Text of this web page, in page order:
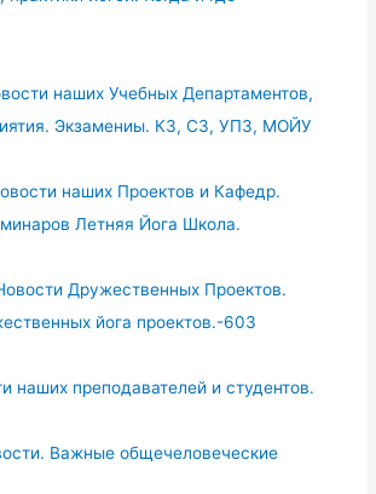
наших Учебных Департаментов,
Экзамениы. КЗ, СЗ, УПЗ, МОЙУ
наших Проектов и Кафедр.
Летняя Йога Школа.
Дружественных Проектов.
йога проектов.-603
наших преподавателей и студентов.
Важные общечеловеческие